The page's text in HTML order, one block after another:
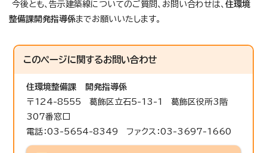
今後とも、告示建築線についてのご質問、お問い合わせは、 住環境
整備課開発指導係までお願いいたします。
このページに関するお問い合わせ
住環境整備課
開発指導係
〒124-8555 葛飾区立石5-13-1 葛飾区役所3階
307番窓口
電話：03-5654-8349 ファクス：03-3697-1660